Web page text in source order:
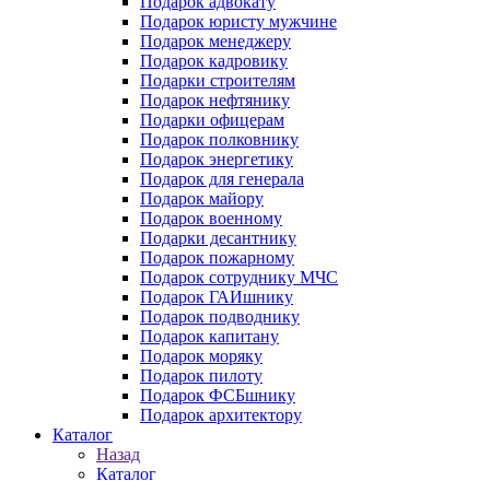
Подарок юристу мужчине
Подарок менеджеру
Подарок кадровику
Подарки строителям
Подарок нефтянику
Подарки офицерам
Подарок полковнику
Подарок энергетику
Подарок для генерала
Подарок майору
Подарок военному
Подарки десантнику
Подарок пожарному
Подарок сотруднику МЧС
Подарок ГАИшнику
Подарок подводнику
Подарок капитану
Подарок моряку
Подарок пилоту
Подарок ФСБшнику
Подарок архитектору
Каталог
Назад
Каталог